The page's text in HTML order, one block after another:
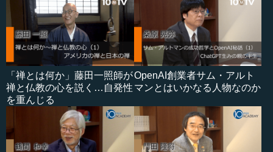
「禅とは何か」藤田一照師が
禅と仏教の心を説く…自発性
を重んじる
OpenAI創業者サム・アルト
マンとはいかなる人物なのか